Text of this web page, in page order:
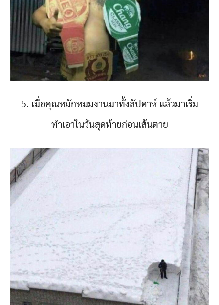
5. เมื่อคุณหมักหมมงานมาทั้งสัปดาห์ แล้วมาเริ่ม
ทำเอาในวันสุดท้ายก่อนเส้นตาย